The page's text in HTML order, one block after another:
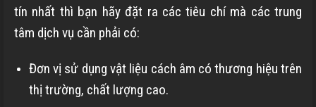
tín nhất thì bạn hãy đặt ra các tiêu chí mà các trung
tâm dịch vụ cần phải có:
Đơn vị sử dụng vật liệu cách âm có thương hiệu trên
thị trường, chất lượng cao.